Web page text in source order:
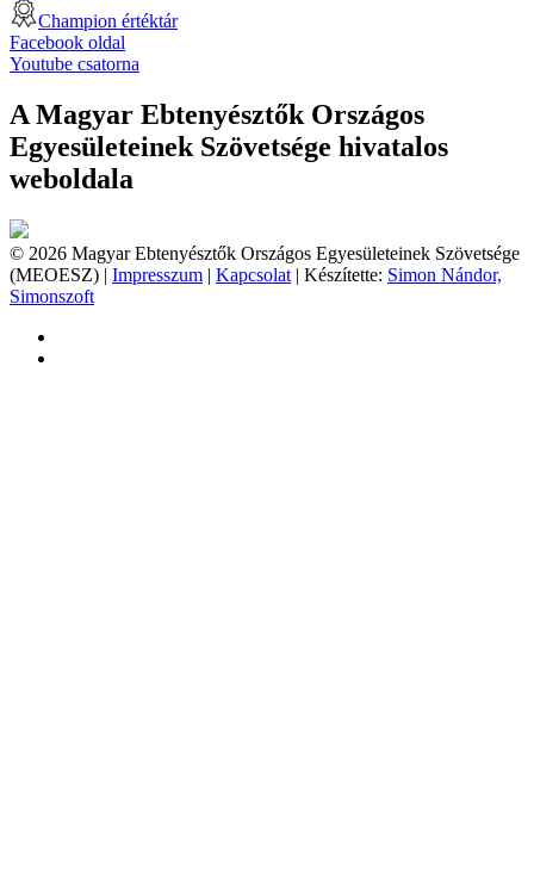
Champion értéktár
Facebook oldal
Youtube csatorna
A Magyar Ebtenyésztők Országos
Egyesületeinek Szövetsége hivatalos
weboldala
© 2026 Magyar Ebtenyésztők Országos Egyesületeinek Szövetsége
(MEOESZ) | Impresszum | Kapcsolat | Készítette: Simon Nándor,
Simonszoft